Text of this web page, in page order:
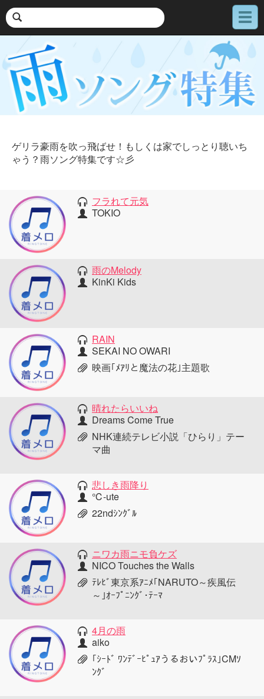
メ
ニ
ュ
ー
ゲリラ豪雨を吹っ飛ばせ！もしくは家でしっとり聴いち
ゃう？雨ソング特集です☆彡
フラれて元気
TOKIO
雨のMelody
KinKi Kids
RAIN
SEKAI NO OWARI
映画｢ﾒｱﾘと魔法の花｣主題歌
晴れたらいいね
Dreams Come True
NHK連続テレビ小説「ひらり」テー
マ曲
悲しき雨降り
℃-ute
22ndｼﾝｸﾞﾙ
ニワカ雨ニモ負ケズ
NICO Touches the Walls
ﾃﾚﾋﾞ東京系ｱﾆﾒ｢NARUTO～疾風伝
～｣ｵｰﾌﾟﾆﾝｸﾞ･ﾃｰﾏ
4月の雨
aiko
｢ｼｰﾄﾞ ﾜﾝﾃﾞｰﾋﾟｭｱうるおいﾌﾟﾗｽ｣CMｿ
ﾝｸﾞ